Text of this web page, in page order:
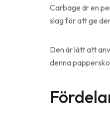
Carbage är en
slag för att ge
Den är lätt att
denna